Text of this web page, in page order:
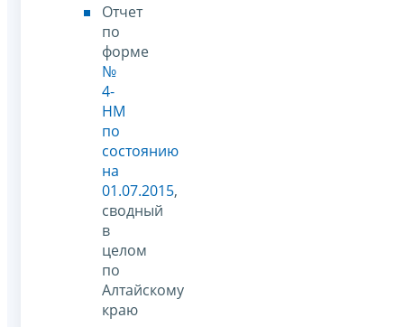
Отчет
по
форме
№
4-
НМ
по
состоянию
на
01.07.2015,
сводный
в
целом
по
Алтайскому
краю